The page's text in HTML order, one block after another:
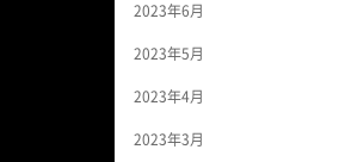
2023年6月
2023年5月
2023年4月
2023年3月